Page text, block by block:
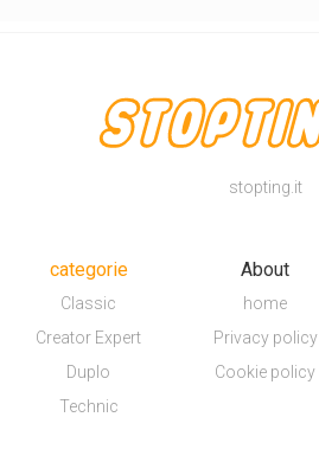
stopting.it
categorie
Classic
Creator Expert
Duplo
Technic
About
home
Privacy policy
Cookie policy